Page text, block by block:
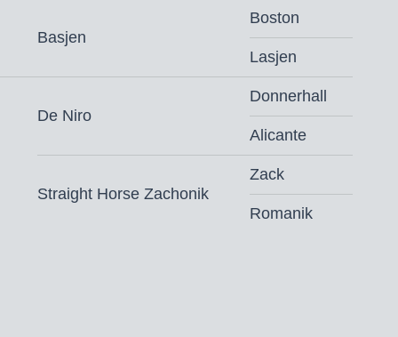
(vaste kosten € 500,- + € 500,- bij dracht)
gezondheidscertificaat* en
vrijdag voor 9u, levering de volgende dag
Basjen
Boston
Lasjen
De Niro
Donnerhall
Alicante
Straight Horse Zachonik
Zack
Romanik